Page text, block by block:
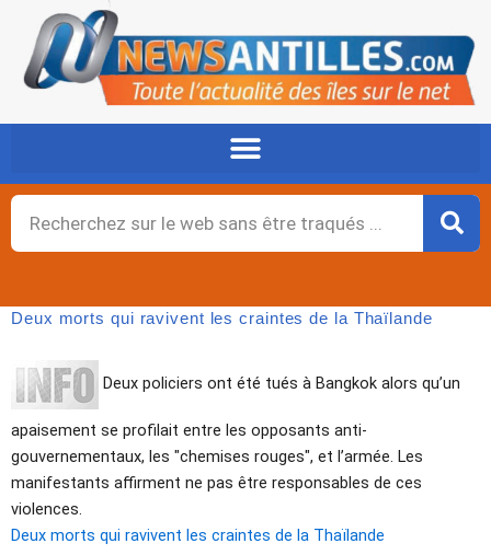
contenu
Rechercher
Deux morts qui ravivent les craintes de la Thaïlande
Deux policiers ont été tués à Bangkok alors qu’un
apaisement se profilait entre les opposants anti-
gouvernementaux, les "chemises rouges", et l’armée. Les
manifestants affirment ne pas être responsables de ces
violences.
Deux morts qui ravivent les craintes de la Thaïlande